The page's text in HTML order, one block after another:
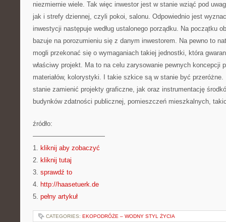
niezmiernie wiele. Tak więc inwestor jest w stanie wziąć pod
jak i strefy dziennej, czyli pokoi, salonu. Odpowiednio jest
inwestycji następuje według ustalonego porządku. Na początku
bazuje na porozumieniu się z danym inwestorem. Na pewno to
mogli przekonać się o wymaganiach takiej jednostki, która
właściwy projekt. Ma to na celu zarysowanie pewnych koncepcji
materiałów, kolorystyki. I takie szkice są w stanie być przeróżne.
stanie zamienić projekty graficzne, jak oraz instrumentację
budynków zdatności publicznej, pomieszczeń mieszkalnych,
źródło:
———————————
1. kliknij aby zobaczyć
2. kliknij tutaj
3. sprawdź to
4. http://haasetuerk.de
5. pełny artykuł
CATEGORIES: EKOPODRÓŻE – WODNY STYL ŻYCIA